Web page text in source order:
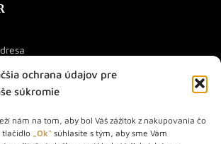
ochrana údajov pre
súkromie
nám na tom, aby bol Váš zážitok z nakupovania čo
tlačidlo „Ok“ súhlasíte s tým, aby sme Vám